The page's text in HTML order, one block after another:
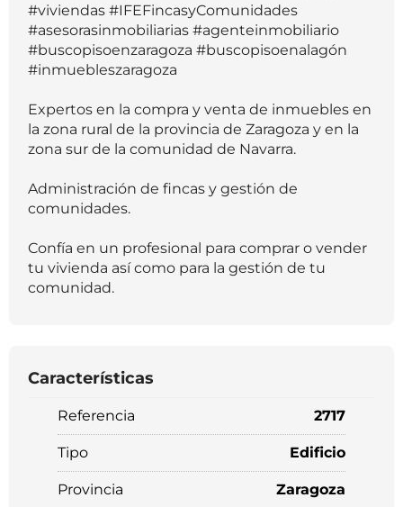
#viviendas #IFEFincasyComunidades
#asesorasinmobiliarias #agenteinmobiliario
#buscopisoenzaragoza #buscopisoenalagón
#inmuebleszaragoza
Expertos en la compra y venta de inmuebles en
la zona rural de la provincia de Zaragoza y en la
zona sur de la comunidad de Navarra.
Administración de fincas y gestión de
comunidades.
Confía en un profesional para comprar o vender
tu vivienda así como para la gestión de tu
comunidad.
Características
Referencia 2717
Tipo Edificio
Provincia Zaragoza